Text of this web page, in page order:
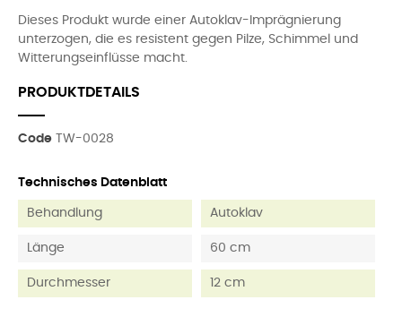
Dieses Produkt wurde einer Autoklav-Imprägnierung
unterzogen, die es resistent gegen Pilze, Schimmel und
Witterungseinflüsse macht.
PRODUKTDETAILS
Code TW-0028
Technisches Datenblatt
Behandlung Autoklav
Länge 60 cm
Durchmesser 12 cm